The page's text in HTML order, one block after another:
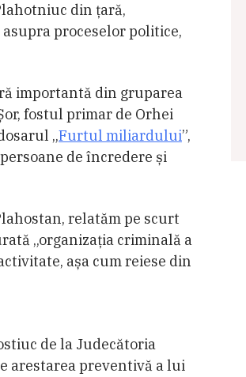
din țară,
proceselor politice,
importantă din gruparea
fostul primar de Orhei
„Furtul miliardului”,
de încredere și
relatăm pe scurt
„organizația criminală a
așa cum reiese din
de la Judecătoria
arestarea preventivă a lui